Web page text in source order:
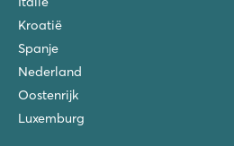
Kroatië
Spanje
Nederland
Oostenrijk
Luxemburg